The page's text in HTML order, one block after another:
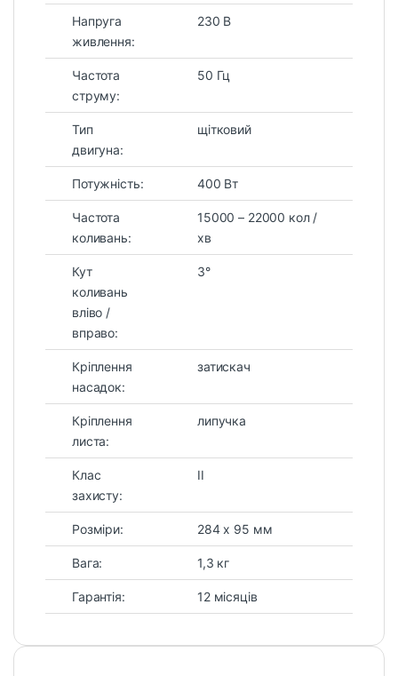
Напруга
живлення:
230 В
Частота
струму:
50 Гц
Тип
двигуна:
щітковий
Потужність: 400 Вт
Частота
коливань:
15000 – 22000 кол /
хв
Кут
коливань
вліво /
вправо:
3°
Кріплення
насадок:
затискач
Кріплення
листа:
липучка
Клас
захисту:
II
Розміри: 284 x 95 мм
Вага: 1,3 кг
Гарантія: 12 місяців